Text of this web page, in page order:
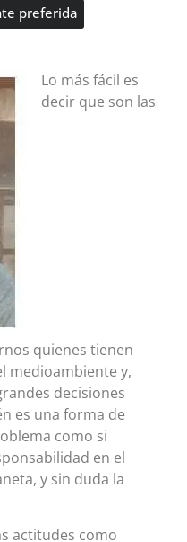
preferida
Lo más fácil es
decir que son las
quienes tienen
medioambiente y,
decisiones
es una forma de
como si
en el
y sin duda la
actitudes como